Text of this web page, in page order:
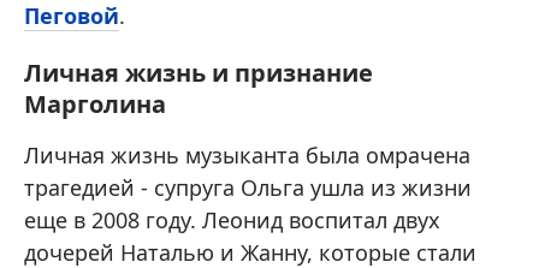
Пеговой.
Личная жизнь и признание
Марголина
Личная жизнь музыканта была омрачена
трагедией - супруга Ольга ушла из жизни
еще в 2008 году. Леонид воспитал двух
дочерей Наталью и Жанну, которые стали